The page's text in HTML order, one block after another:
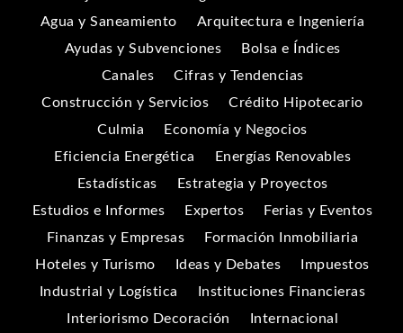
Agua y Saneamiento
Arquitectura e Ingeniería
Ayudas y Subvenciones
Bolsa e Índices
Canales
Cifras y Tendencias
Construcción y Servicios
Crédito Hipotecario
Culmia
Economía y Negocios
Eficiencia Energética
Energías Renovables
Estadísticas
Estrategia y Proyectos
Estudios e Informes
Expertos
Ferias y Eventos
Finanzas y Empresas
Formación Inmobiliaria
Hoteles y Turismo
Ideas y Debates
Impuestos
Industrial y Logística
Instituciones Financieras
Interiorismo Decoración
Internacional